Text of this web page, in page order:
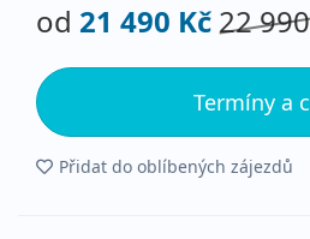
od 21 490 Kč22
Termíny a
Přidat do oblíbených zájezdů